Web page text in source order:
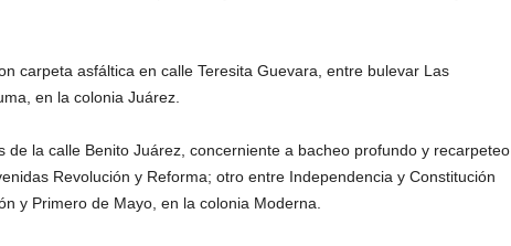
carpeta asfáltica en calle Teresita Guevara, entre bulevar Las
en la colonia Juárez.
de la calle Benito Juárez, concerniente a bacheo profundo y recarpeteo
Revolución y Reforma; otro entre Independencia y Constitución
y Primero de Mayo, en la colonia Moderna.